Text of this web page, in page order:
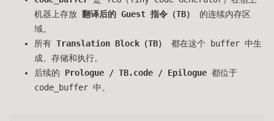
机器上存放 翻译后的 Guest 指令（TB）
的连续内存区
域。
所有 Translation Block（TB）
都在这个 buffer 中生
成、存储和执行。
后续的 Prologue / TB.code / Epilogue 都位于
code_buffer 中。